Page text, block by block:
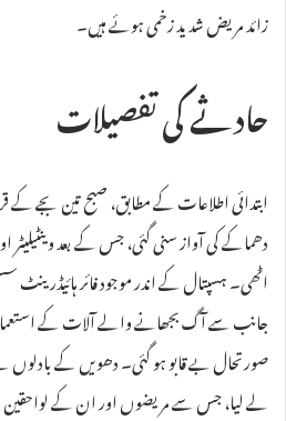
زائد مریض شدید زخمی ہوئے ہیں۔
حادثے کی تفصیلات
ابتدائی اطلاعات کے مطابق، صبح تین بجے کے
دھماکے کی آواز سنی گئی، جس کے بعد
اٹھی۔ ہسپتال کے اندر موجود فائر ہائیڈرینٹ
جانب سے آگ بجھانے والے آلات کے
صورتحال بے قابو ہو گئی۔ دھویں کے بادلوں
لے لیا، جس سے مریضوں اور ان کے لواحقین